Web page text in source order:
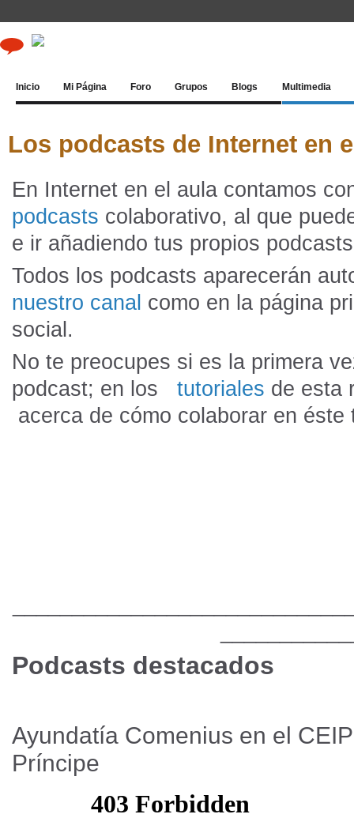
Inicio Mi Página Foro Grupos Blogs Multimedia
Los podcasts de Internet en
En Internet en el aula contamos
podcasts colaborativo, al que
e ir añadiendo tus propios
Todos los podcasts aparecerán
nuestro canal como en la página
social.
No te preocupes si es la primera
podcast; en los tutoriales de
acerca de cómo colaborar en éste
Podcasts destacados
Ayundatía Comenius en el
Príncipe